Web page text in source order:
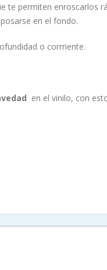
te permiten enroscarlos
en el fondo.
o corrriente.
en el vinilo, con